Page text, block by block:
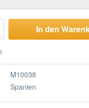
In den
M10038
Spanien